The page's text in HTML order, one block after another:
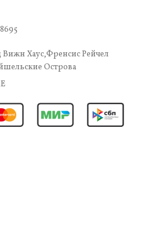
Хаус,Френсис Рейчел
Острова